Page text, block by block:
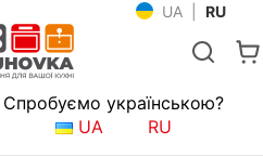
UA RU
Смесители для кухни
Gessi Inciso
Спробуємо українською?
UA
RU